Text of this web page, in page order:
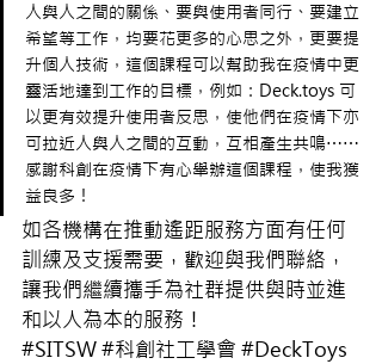
人與人之間的關係、要與使用者同行、要建立
希望等工作，均要花更多的心思之外，更要提
升個人技術，這個課程可以幫助我在疫情中更
靈活地達到工作的目標，例如：Deck.toys 可
以更有效提升使用者反思，使他們在疫情下亦
可拉近人與人之間的互動，互相產生共鳴⋯⋯
感謝科創在疫情下有心舉辦這個課程，使我獲
益良多！
如各機構在推動遙距服務方面有任何
訓練及支援需要，歡迎與我們聯絡，
讓我們繼續攜手為社群提供與時並進
和以人為本的服務！
#SITSW#科創社工學會 #DeckToys